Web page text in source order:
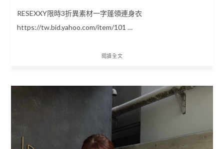
RESEXXY限時3折異素材一字蓬領連身衣
https://tw.bid.yahoo.com/item/101 …
閱讀全文